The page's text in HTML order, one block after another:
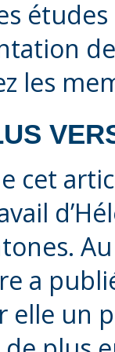
les
cet
a
elle un